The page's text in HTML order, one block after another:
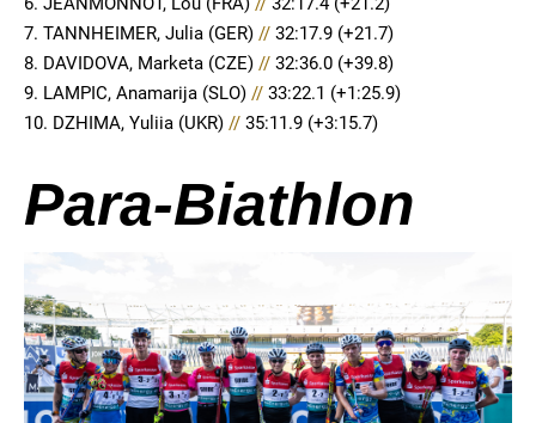
7. TANNHEIMER, Julia (GER) //32:17.9 (+21.7)
8. DAVIDOVA, Marketa (CZE) //32:36.0 (+39.8)
9. LAMPIC, Anamarija (SLO) //33:22.1 (+1:25.9)
10. DZHIMA, Yuliia (UKR) //35:11.9 (+3:15.7)
Para-Biathlon